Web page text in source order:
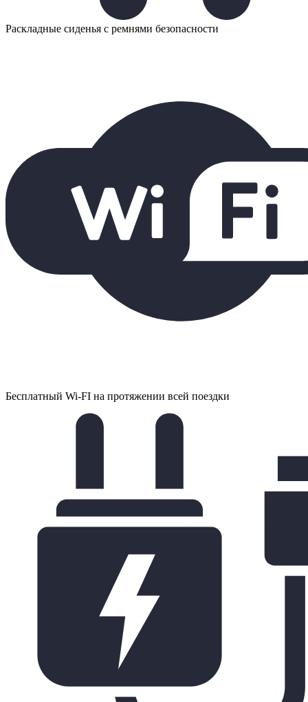
Раскладные сиденья с ремнями безопасности
Бесплатный Wi-FI на протяжении всей поездки